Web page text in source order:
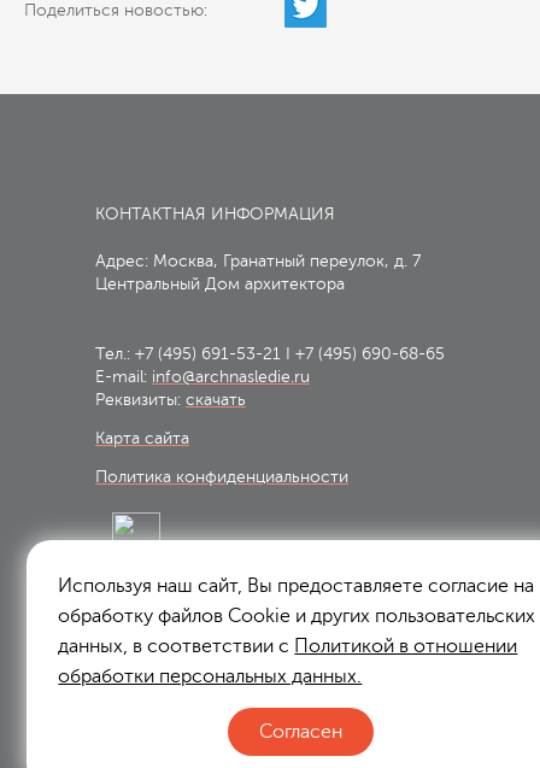
Поделиться новостью:
КОНТАКТНАЯ ИНФОРМАЦИЯ
Адрес: Москва, Гранатный переулок, д. 7
Центральный Дом архитектора
Тел.: +7 (495) 691-53-21
+7 (495) 690-68-65
E-mail: info@archnasledie.ru
Реквизиты: скачать
Карта сайта
Политика конфиденциальности
Подписаться на рассылку:
Подписаться
Я согласен на
обработку персональных данных
Используя наш сайт, Вы предоставляете согласие на
обработку файлов Сookie и других пользовательских
данных, в соответствии с Политикой в отношении
обработки персональных данных.
Согласен